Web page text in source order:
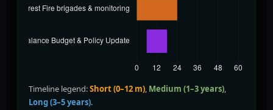
Timeline legend:Short (0–12 m), Medium (1–3 years),
Long (3–5 years).